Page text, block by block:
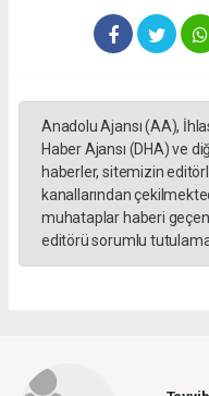
Anadolu Ajansı (AA),
Haber Ajansı (DHA) ve
haberler, sitemizin
kanallarından
muhataplar haberi
editörü sorumlu